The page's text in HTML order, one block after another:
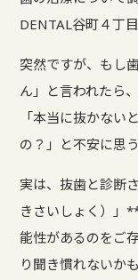
DENTAL谷町４丁
突然ですが、もし
ん」と言われたら
「本当に抜かない
の？」と不安に思
実は、抜歯と診断
きさいしょく）」
能性があるのをご
り聞き慣れないか